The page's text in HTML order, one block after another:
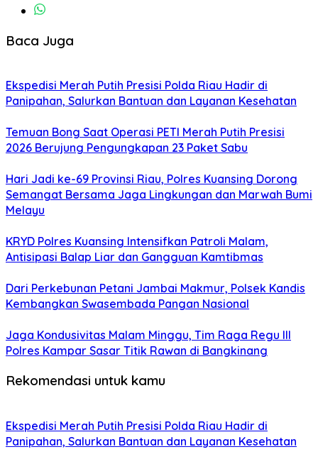
Baca Juga
Ekspedisi Merah Putih Presisi Polda Riau Hadir di
Panipahan, Salurkan Bantuan dan Layanan Kesehatan
Temuan Bong Saat Operasi PETI Merah Putih Presisi
2026 Berujung Pengungkapan 23 Paket Sabu
Hari Jadi ke-69 Provinsi Riau, Polres Kuansing Dorong
Semangat Bersama Jaga Lingkungan dan Marwah Bumi
Melayu
KRYD Polres Kuansing Intensifkan Patroli Malam,
Antisipasi Balap Liar dan Gangguan Kamtibmas
Dari Perkebunan Petani Jambai Makmur, Polsek Kandis
Kembangkan Swasembada Pangan Nasional
Jaga Kondusivitas Malam Minggu, Tim Raga Regu III
Polres Kampar Sasar Titik Rawan di Bangkinang
Rekomendasi untuk kamu
Ekspedisi Merah Putih Presisi Polda Riau Hadir di
Panipahan, Salurkan Bantuan dan Layanan Kesehatan